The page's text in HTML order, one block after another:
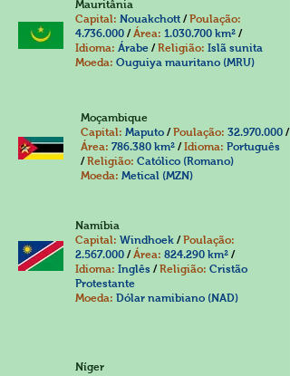
Mauritânia
Capital: Nouakchott / Poulação:
4.736.000 /Área: 1.030.700 km² /
Idioma: Árabe / Religião: Islã sunita
Moeda: Ouguiya mauritano (MRU)
Moçambique
Capital: Maputo / Poulação: 32.970.000 /
Área: 786.380 km² /Idioma: Português
/ Religião: Católico (Romano)
Moeda: Metical (MZN)
Namíbia
Capital: Windhoek / Poulação:
2.567.000 /Área: 824.290 km² /
Idioma: Inglês / Religião: Cristão
Protestante
Moeda: Dólar namibiano (NAD)
Níger